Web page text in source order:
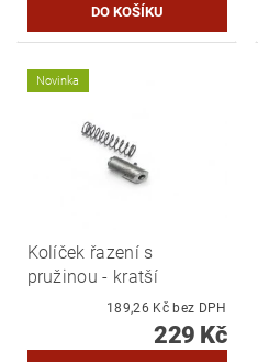
Novinka
Kolíček řazení s
pružinou - kratší
189,26 Kč bez DPH
229 Kč